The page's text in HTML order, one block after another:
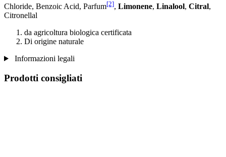
Chloride, Benzoic Acid, Parfum[2], Limonene, Linalool, Citral,
Citronellal
da agricoltura biologica certificata
Di origine naturale
Informazioni legali
Prodotti consigliati